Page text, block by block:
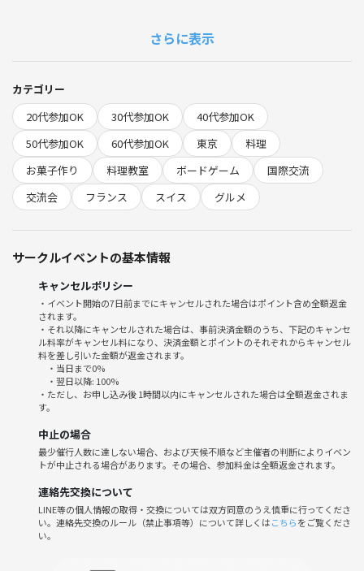
化や食の話もゆるく楽しめる会にできたらうれしいです。
食事としてもしっかり楽しめる内容にする予定なので、お腹いっぱいに
なると思います🇫🇷✨
【内容】
・🇫🇷人と一緒にクレープ作り
・おばあちゃん直伝のレモン風味クレープ🍋
・甘い系クレープ🍫🍌
・おかず系クレープ🧀🥓
・食べ終わったらボードゲームで友達作り😻
・可愛い持ち帰りレシピ付き
【参加費】
3,500円〜4,500円予定💰
→人数増えたので、現在3000円前後に変わりました!
※会場費・材料費を人数で調整するため、参加人数によって金額が変わ
る可能性があります。
人数が増えた場合は、できるだけ参加費を抑えられるようにします🌿
お腹いっぱいになる量食べられます！笑
【こんな方におすすめ】
・クレープが好きな方💯
・海外の家庭レシピに興味がある方🇫🇷
・日本語で気軽に交流したい方☺️
・甘いものもおかず系も楽しみたい方🍫🧀
・ちょっと特別な休日を過ごしたい方🌸
さらに表示
カテゴリー
20代参加OK
30代参加OK
40代参加OK
50代参加OK
60代参加OK 東京
料理
お菓子作り
料理教室 ボードゲーム
国際交流
交流会
フランス スイス グルメ
サークルイベントの基本情報
キャンセルポリシー
・イベント開始の7日前までにキャンセルされた場合はポイント含め全額返金
されます。
・それ以降にキャンセルされた場合は、事前決済金額のうち、下記のキャンセ
ル料率がキャンセル料になり、決済金額とポイントのそれぞれからキャンセル
料を差し引いた金額が返金されます。
・当日まで0%
・翌日以降: 100%
・ただし、お申し込み後 1時間以内にキャンセルされた場合は全額返金されま
す。
中止の場合
最少催行人数に達しない場合、および天候不順など主催者の判断によりイベン
トが中止される場合があります。その場合、参加料金は全額返金されます。
連絡先交換について
LINE等の個人情報の取得・交換については双方同意のうえ慎重に行ってくださ
い。連絡先交換のルール（禁止事項等）について詳しくはこちらをご覧くださ
い。